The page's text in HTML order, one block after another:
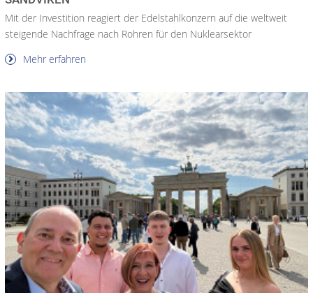
Mit der Investition reagiert der Edelstahlkonzern auf die weltweit
steigende Nachfrage nach Rohren für den Nuklearsektor
Mehr erfahren